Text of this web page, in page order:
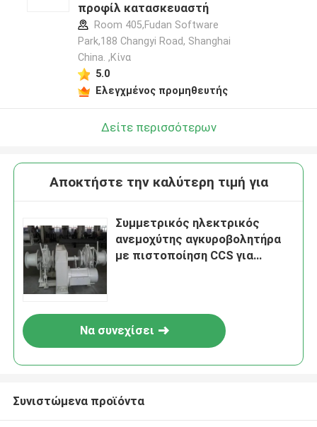
προφίλ κατασκευαστή
Room 405,Fudan Software
Park,188 Changyi Road, Shanghai
China. ,Κίνα
5.0
Ελεγχμένος προμηθευτής
Δείτε περισσότερων
Αποκτήστε την καλύτερη τιμή για
Συμμετρικός ηλεκτρικός
ανεμοχύτης αγκυροβολητήρα
με πιστοποίηση CCS για
Να συνεχίσει
Συνιστώμενα προϊόντα